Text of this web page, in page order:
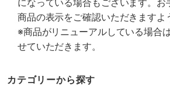
になっている場合もございます。お
商品の表示をご確認いただきますよ
※商品がリニューアルしている場合
せていただきます。
カテゴリーから探す